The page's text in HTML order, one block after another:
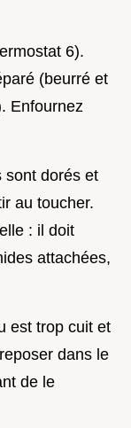
6).
(beurré et
Enfournez
sont dorés et
au toucher.
: il doit
attachées,
est trop cuit et
dans le
de le